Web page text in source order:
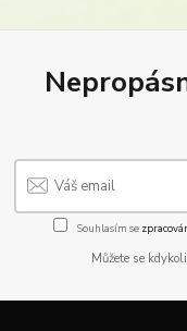
Souhlasím se
Můžete se